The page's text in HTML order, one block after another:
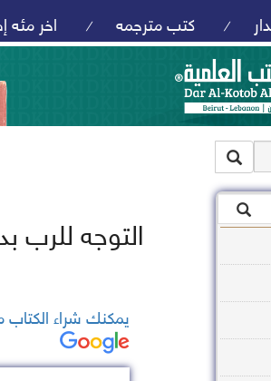
/ كتب مترجمه / اخر مئه
التوجه للرب
يمكنك شراء